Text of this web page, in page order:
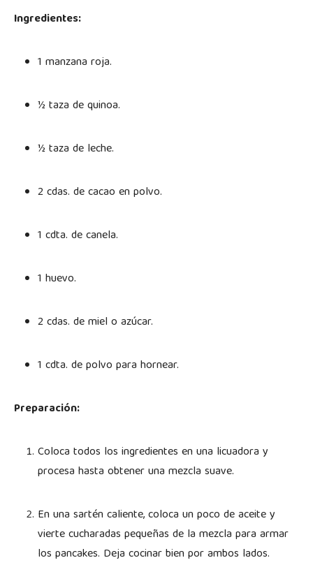
Ingredientes:
1 manzana roja.
½ taza de quinoa.
½ taza de leche.
2 cdas. de cacao en polvo.
1 cdta. de canela.
1 huevo.
2 cdas. de miel o azúcar.
1 cdta. de polvo para hornear.
Preparación:
Coloca todos los ingredientes en una licuadora y
procesa hasta obtener una mezcla suave.
En una sartén caliente, coloca un poco de aceite y
vierte cucharadas pequeñas de la mezcla para armar
los pancakes. Deja cocinar bien por ambos lados.